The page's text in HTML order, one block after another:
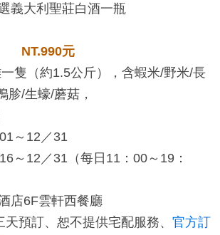
義大利聖莊白酒一瓶
NT.990元
隻（約1.5公斤），含蝦米/野米/長
胗/生蠔/蘑菇，
～12／31
～12／31（每日11：00～19：
店6F雲軒西餐廳
預訂、恕不提供宅配服務、 官方訂